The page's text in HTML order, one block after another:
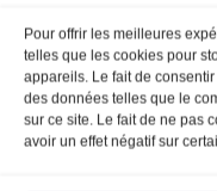
Pour offrir les meilleures
telles que les cookies pour
appareils. Le fait de
des données telles que le
sur ce site. Le fait de ne pas
avoir un effet négatif sur
Tofmobile –
voiture –
– deco –
vintage –